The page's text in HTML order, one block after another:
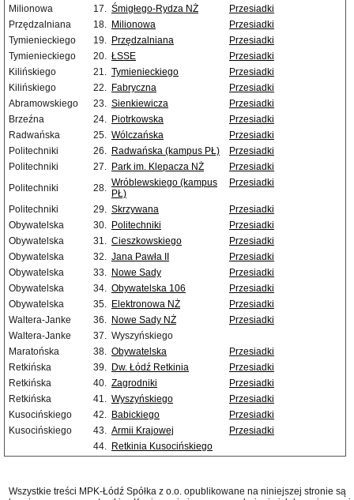
Milionowa
17. Śmigłego-Rydza NŻ
Przesiadki
Przędzalniana
18. Milionowa
Przesiadki
Tymienieckiego
19. Przędzalniana
Przesiadki
Tymienieckiego
20. ŁSSE
Przesiadki
Kilińskiego
21. Tymienieckiego
Przesiadki
Kilińskiego
22. Fabryczna
Przesiadki
Abramowskiego
23. Sienkiewicza
Przesiadki
Brzeźna
24. Piotrkowska
Przesiadki
Radwańska
25. Wólczańska
Przesiadki
Politechniki
26. Radwańska (kampus PŁ)
Przesiadki
Politechniki
27. Park im. Klepacza NŻ
Przesiadki
Politechniki
28. Wróblewskiego (kampus
PŁ)
Przesiadki
Politechniki 29. Skrzywana
Przesiadki
Obywatelska
30. Politechniki
Przesiadki
Obywatelska
31. Cieszkowskiego
Przesiadki
Obywatelska
32. Jana Pawła II
Przesiadki
Obywatelska
33. Nowe Sady
Przesiadki
Obywatelska
34. Obywatelska 106
Przesiadki
Obywatelska
35. Elektronowa NŻ
Przesiadki
Waltera-Janke
36. Nowe Sady NŻ
Przesiadki
Waltera-Janke
37. Wyszyńskiego
Maratońska
38. Obywatelska
Przesiadki
Retkińska
39. Dw. Łódź Retkinia
Przesiadki
Retkińska
40. Zagrodniki
Przesiadki
Retkińska
41. Wyszyńskiego
Przesiadki
Kusocińskiego
42. Babickiego
Przesiadki
Kusocińskiego
43. Armii Krajowej
Przesiadki
44. Retkinia Kusocińskiego
Wszystkie treści MPK-Łódź Spółka z o.o. opublikowane na niniejszej stronie są